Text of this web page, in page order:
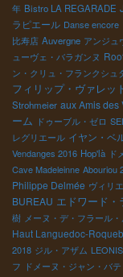
年 Bistro LA REGARADE
ラピエール Danse encore
比寿店 Auvergne アンジュ
ューヴェ・バラガンヌ
ン・クリュ・フランクシュ
フィリップ・ヴァレッ
Strohmeier aux Amis des
ーム ドゥーブル・ゼロ
レグリエール イヤン・ベ
Vendanges 2016 Hop'là ド
Cave Madeleinne Abouriou
Philippe Delmée ヴィリ
BUREAU エドワード・
樹 メーヌ・デ・フラール
Haut Languedoc-
2018 ジル・アザム LEONIS
フ ドメーヌ・ジャン・バ